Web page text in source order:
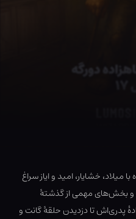
خشایار، امید و ایاز سراغ
بخش‌های مهمی از گذشتهٔ
پدری‌اش تا دزدیدن حلقهٔ گانت و